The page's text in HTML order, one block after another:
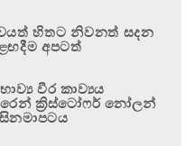
හිතට නිවනත් සදන
අපටත්
වීර කාව්‍යය
ක්‍රිස්ටෝෆර් නෝලන්